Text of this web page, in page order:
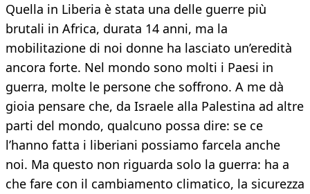
Quella in Liberia è stata una delle guerre più
brutali in Africa, durata 14 anni, ma la
mobilitazione di noi donne ha lasciato un’eredità
ancora forte. Nel mondo sono molti i Paesi in
guerra, molte le persone che soffrono. A me dà
gioia pensare che, da Israele alla Palestina ad altre
parti del mondo, qualcuno possa dire: se ce
l’hanno fatta i liberiani possiamo farcela anche
noi. Ma questo non riguarda solo la guerra: ha a
che fare con il cambiamento climatico, la sicurezza